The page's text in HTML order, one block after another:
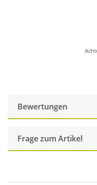
Bewertungen
Frage zum Artikel